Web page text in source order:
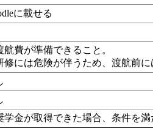
に載せる
航費が準備できること。
修には危険が伴うため、渡航前
学金が取得できた場合、条件を